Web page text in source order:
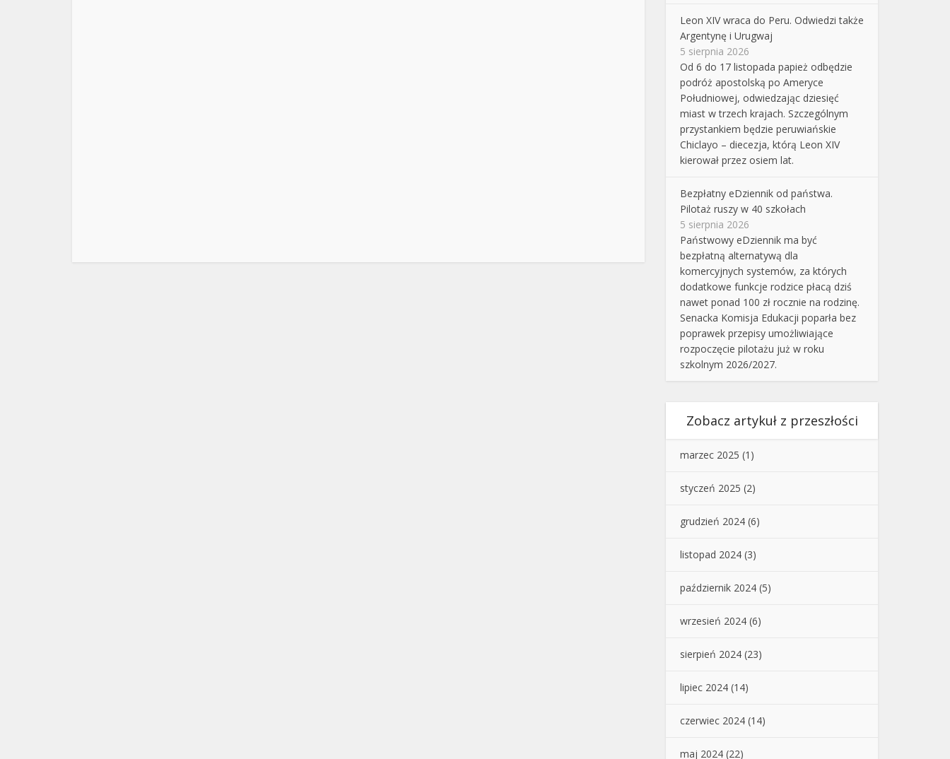
Leon XIV wraca do Peru. Odwiedzi także
Argentynę i Urugwaj
5 sierpnia 2026
Od 6 do 17 listopada papież odbędzie
podróż apostolską po Ameryce
Południowej, odwiedzając dziesięć
miast w trzech krajach. Szczególnym
przystankiem będzie peruwiańskie
Chiclayo – diecezja, którą Leon XIV
kierował przez osiem lat.
Bezpłatny eDziennik od państwa.
Pilotaż ruszy w 40 szkołach
5 sierpnia 2026
Państwowy eDziennik ma być
bezpłatną alternatywą dla
komercyjnych systemów, za których
dodatkowe funkcje rodzice płacą dziś
nawet ponad 100 zł rocznie na rodzinę.
Senacka Komisja Edukacji poparła bez
poprawek przepisy umożliwiające
rozpoczęcie pilotażu już w roku
szkolnym 2026/2027.
Zobacz artykuł z przeszłości
marzec 2025 (1)
styczeń 2025 (2)
grudzień 2024 (6)
listopad 2024 (3)
październik 2024 (5)
wrzesień 2024 (6)
sierpień 2024 (23)
lipiec 2024 (14)
czerwiec 2024 (14)
maj 2024 (22)